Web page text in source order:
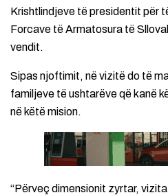
Krishtlindjeve të presidentit për
Forcave të Armatosura të
vendit.
Sipas njoftimit, në vizitë do të
familjeve të ushtarëve që kanë
në këtë mision.
“Përveç dimensionit zyrtar,